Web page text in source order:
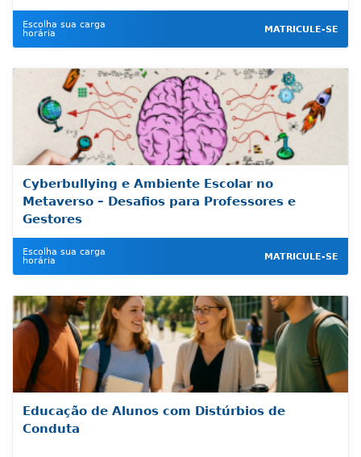
Escolha sua carga
horária
MATRICULE-SE
Cyberbullying e Ambiente Escolar no
Metaverso – Desafios para Professores e
Gestores
Escolha sua carga
horária
MATRICULE-SE
Educação de Alunos com Distúrbios de
Conduta